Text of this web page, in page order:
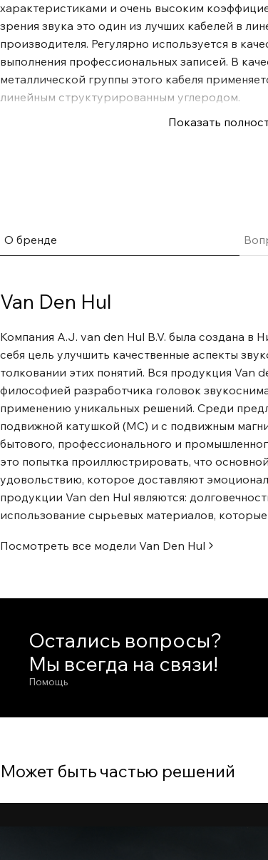
характеристиками и очень высоким
зрения звука это один из лучших кабелей в
производителя. Регулярно используется в
выполнения профессиональных записей. В
металлической группы этого кабеля
линейным структурированным углеродом.
Показать
О бренде
Van Den Hul
Компания A.J. van den Hul B.V. была создана в
себя цель улучшить качественные аспекты
толковании этих понятий. Вся продукция Van
философией разработчика головок
применению уникальных решений. Среди
подвижной катушкой (МС) и с подвижным
бытового, профессионального и
это попытка проиллюстрировать, что
удовольствию, которое доставляют
продукции Van den Hul являются:
использование сырьевых материалов,
Посмотреть все модели Van Den Hul
Остались вопросы?
Мы всегда на связи!
Помощь
Может быть частью решений